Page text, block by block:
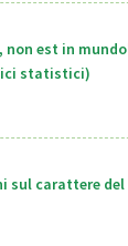
non est in
statistici)
sul carattere